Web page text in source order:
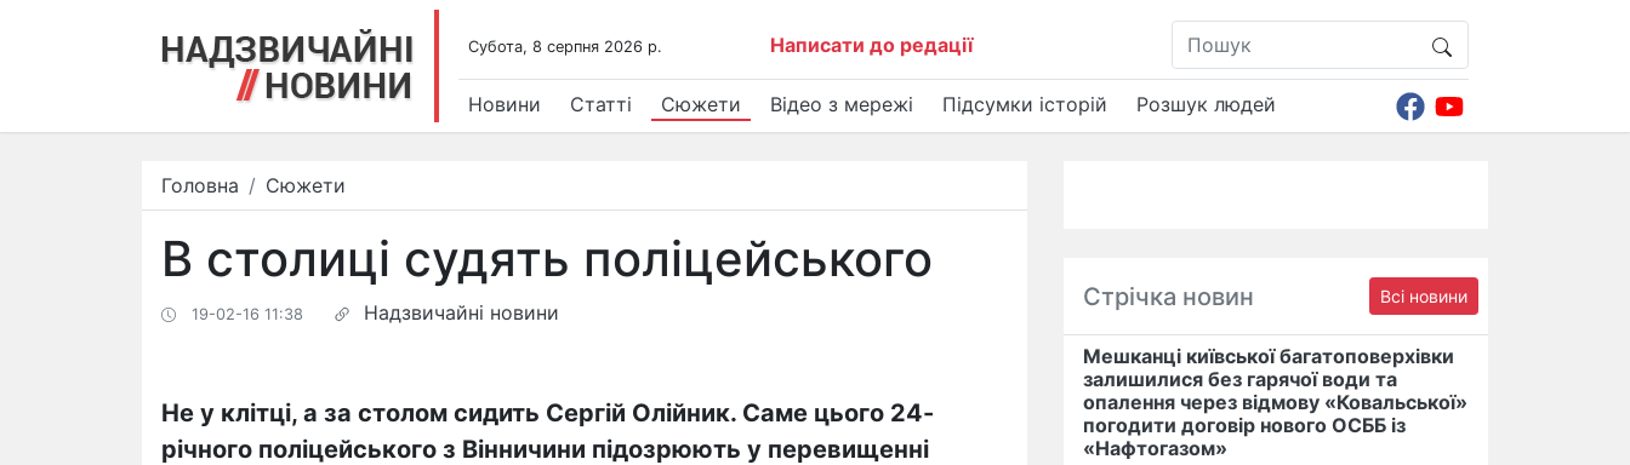
Субота, 8 серпня 2026 р. Написати до редації
Новини Статті Сюжети Відео з мережі Підсумки історій Розшук людей
Головна Сюжети
В столиці судять поліцейського
19-02-16 11:38 Надзвичайні новини
Не у клітці, а за столом сидить Сергій Олійник. Саме цього 24-
річного поліцейського з Вінничини підозрюють у перевищенні
Стрічка новин Всі новини
Мешканці київської багатоповерхівки
залишилися без гарячої води та
опалення через відмову «Ковальської»
погодити договір нового ОСББ із
«Нафтогазом»